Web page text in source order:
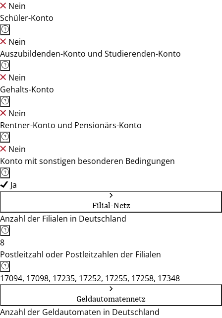
Nein
Schüler-Konto
Nein
Auszubildenden-Konto und Studierenden-Konto
Nein
Gehalts-Konto
Nein
Rentner-Konto und Pensionärs-Konto
Nein
Konto mit sonstigen besonderen Bedingungen
Ja
Filial-Netz
Anzahl der Filialen in Deutschland
8
Postleitzahl oder Postleitzahlen der Filialen
17094, 17098, 17235, 17252, 17255, 17258, 17348
Geldautomatennetz
Anzahl der Geldautomaten in Deutschland